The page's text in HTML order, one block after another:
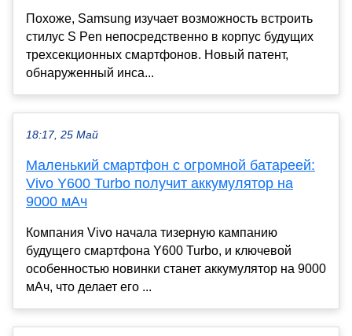
Похоже, Samsung изучает возможность встроить
стилус S Pen непосредственно в корпус будущих
трехсекционных смартфонов. Новый патент,
обнаруженный инса...
18:17, 25 Май
Маленький смартфон с огромной батареей:
Vivo Y600 Turbo получит аккумулятор на
9000 мАч
Компания Vivo начала тизерную кампанию
будущего смартфона Y600 Turbo, и ключевой
особенностью новинки станет аккумулятор на 9000
мАч, что делает его ...